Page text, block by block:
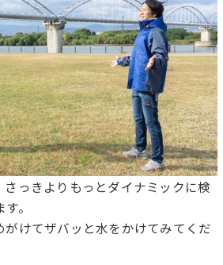
さっきよりもっとダイナミックに検
。
がけてザバッと水をかけてみてくだ